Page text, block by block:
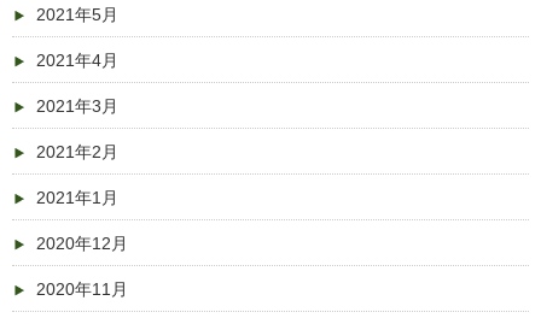
2021年5月
2021年4月
2021年3月
2021年2月
2021年1月
2020年12月
2020年11月